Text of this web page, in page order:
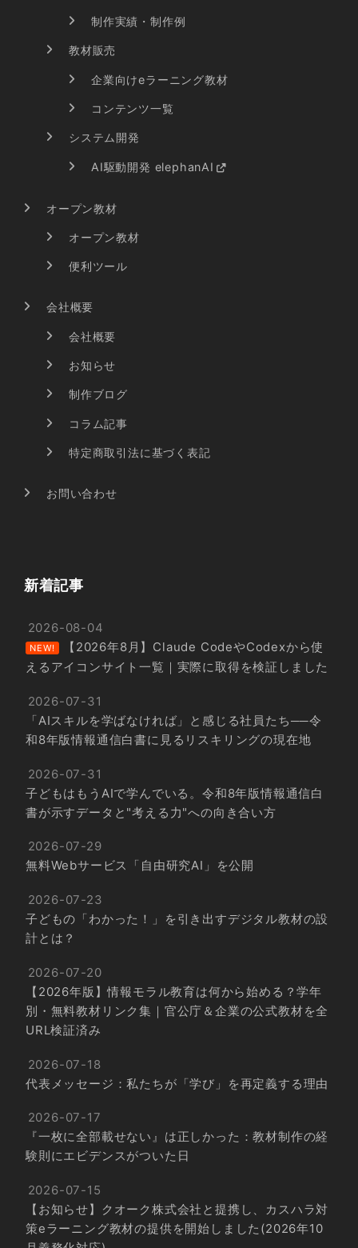
制作実績・制作例
教材販売
企業向けeラーニング教材
コンテンツ一覧
システム開発
AI駆動開発 elephanAI
オープン教材
オープン教材
便利ツール
会社概要
会社概要
お知らせ
制作ブログ
コラム記事
特定商取引法に基づく表記
お問い合わせ
新着記事
2026-08-04
NEW!
【2026年8月】Claude CodeやCodexから使
えるアイコンサイト一覧｜実際に取得を検証しました
2026-07-31
「AIスキルを学ばなければ」と感じる社員たち──令
和8年版情報通信白書に見るリスキリングの現在地
2026-07-31
子どもはもうAIで学んでいる。令和8年版情報通信白
書が示すデータと"考える力"への向き合い方
2026-07-29
無料Webサービス「自由研究AI」を公開
2026-07-23
子どもの「わかった！」を引き出すデジタル教材の設
計とは？
2026-07-20
【2026年版】情報モラル教育は何から始める？学年
別・無料教材リンク集｜官公庁＆企業の公式教材を全
URL検証済み
2026-07-18
代表メッセージ：私たちが「学び」を再定義する理由
2026-07-17
『一枚に全部載せない』は正しかった：教材制作の経
験則にエビデンスがついた日
2026-07-15
【お知らせ】クオーク株式会社と提携し、カスハラ対
策eラーニング教材の提供を開始しました(2026年10